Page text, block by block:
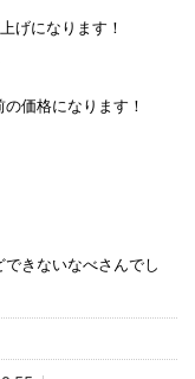
げになります！
価格になります！
きないなべさんでし